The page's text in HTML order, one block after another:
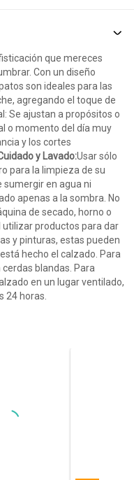
que mereces
Con un diseño
son ideales para las
agregando el toque de
Se ajustan a propósitos o
o momento del día muy
y los cortes
y Lavado:Usar sólo
para la limpieza de su
sumergir en agua ni
apenas a la sombra. No
de secado, horno o
utilizar productos para dar
y pinturas, estas pueden
hecho el calzado. Para
blandas. Para
en un lugar ventilado,
24 horas.